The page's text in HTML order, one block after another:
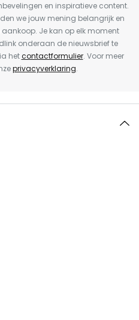
en inspiratieve content.
we jouw mening belangrijk en
Je kan op elk moment
onderaan de nieuwsbrief te
hetcontactformulier. Voor meer
privacyverklaring.